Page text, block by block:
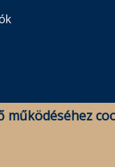
Levéltár
működéséhez